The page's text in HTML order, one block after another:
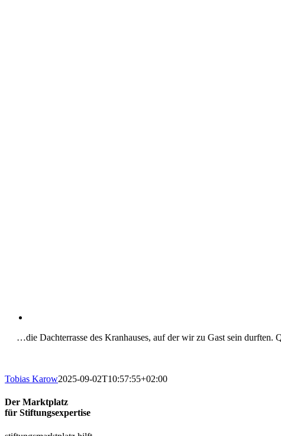
…die Dachterrasse des Kranhauses, auf der wir zu Gast sein
Tobias Karow2025-09-02T10:57:55+02:00
Der Marktplatz
für Stiftungsexpertise